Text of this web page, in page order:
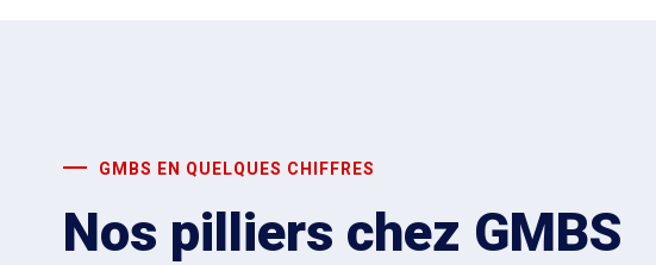
GMBS EN QUELQUES CHIFFRES
Nos pilliers chez GMBS